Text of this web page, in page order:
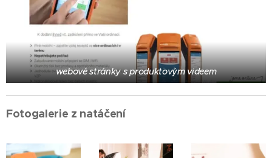
webové stránky s produktovým videem
Fotogalerie z natáčení